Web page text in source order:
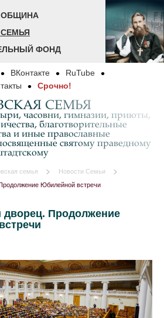
ОБЩИНА
ФОНД
ВКонтакте
RuTube
Срочно!
СЕМЬЯ
часовни, гимназии, приюты,
благотворительные
и иные православные
святому праведному
семья
Новости Семьи
Юбилейной встречи
дворец. Продолжение